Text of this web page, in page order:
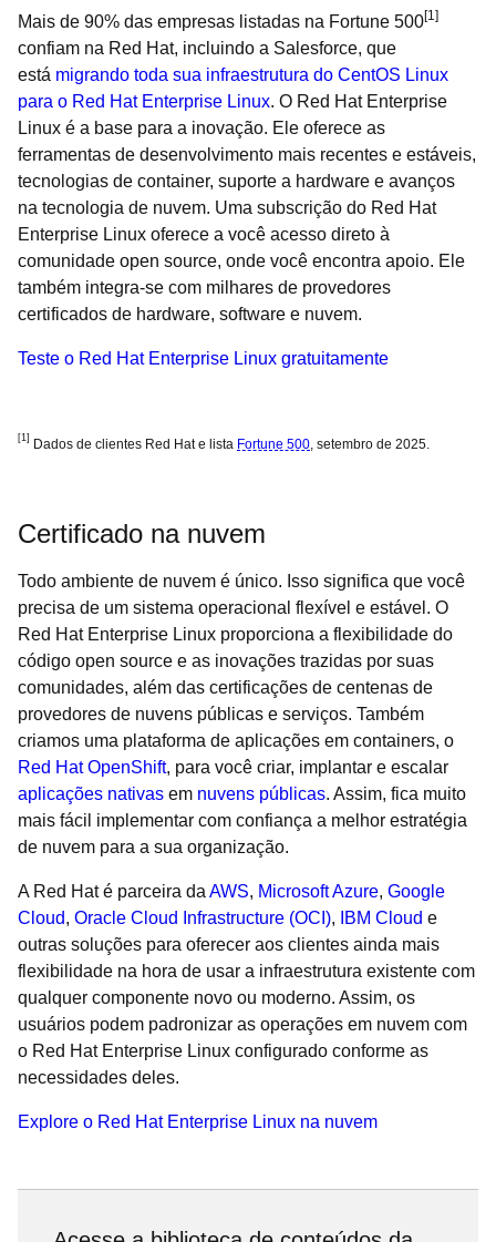
Mais de 90% das empresas listadas na Fortune 500[1]
confiam na Red Hat, incluindo a Salesforce, que
está migrando toda sua infraestrutura do CentOS Linux
para o Red Hat Enterprise Linux. O Red Hat Enterprise
Linux é a base para a inovação. Ele oferece as
ferramentas de desenvolvimento mais recentes e estáveis,
tecnologias de container, suporte a hardware e avanços
na tecnologia de nuvem. Uma subscrição do Red Hat
Enterprise Linux oferece a você acesso direto à
comunidade open source, onde você encontra apoio. Ele
também integra-se com milhares de provedores
certificados de hardware, software e nuvem.
Teste o Red Hat Enterprise Linux gratuitamente
[1] Dados de clientes Red Hat e lista Fortune 500, setembro de 2025.
Certificado na nuvem
Todo ambiente de nuvem é único. Isso significa que você
precisa de um sistema operacional flexível e estável. O
Red Hat Enterprise Linux proporciona a flexibilidade do
código open source e as inovações trazidas por suas
comunidades, além das certificações de centenas de
provedores de nuvens públicas e serviços. Também
criamos uma plataforma de aplicações em containers, o
Red Hat OpenShift, para você criar, implantar e escalar
aplicações nativas em nuvens públicas. Assim, fica muito
mais fácil implementar com confiança a melhor estratégia
de nuvem para a sua organização.
A Red Hat é parceira da AWS, Microsoft Azure, Google
Cloud, Oracle Cloud Infrastructure (OCI), IBM Cloud e
outras soluções para oferecer aos clientes ainda mais
flexibilidade na hora de usar a infraestrutura existente com
qualquer componente novo ou moderno. Assim, os
usuários podem padronizar as operações em nuvem com
o Red Hat Enterprise Linux configurado conforme as
necessidades deles.
Explore o Red Hat Enterprise Linux na nuvem